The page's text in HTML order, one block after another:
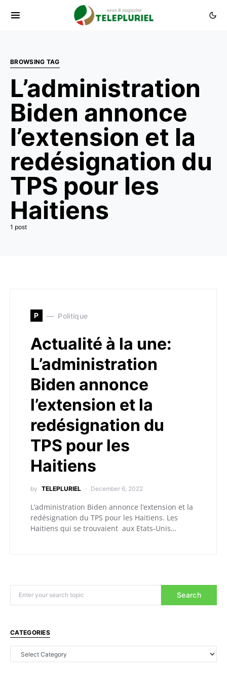
BROWSING TAG
L’administration
Biden annonce
l’extension et la
redésignation du
TPS pour les
Haitiens
1 post
P Politique
Actualité à la une:
L’administration
Biden annonce
l’extension et la
redésignation du
TPS pour les
Haitiens
by TELEPLURIEL December 6, 2022
L’administration Biden annonce l’extension et la
redésignation du TPS pour les Haitiens. Les
Haitiens qui se trouvaient aux Etats-Unis…
Search
CATEGORIES